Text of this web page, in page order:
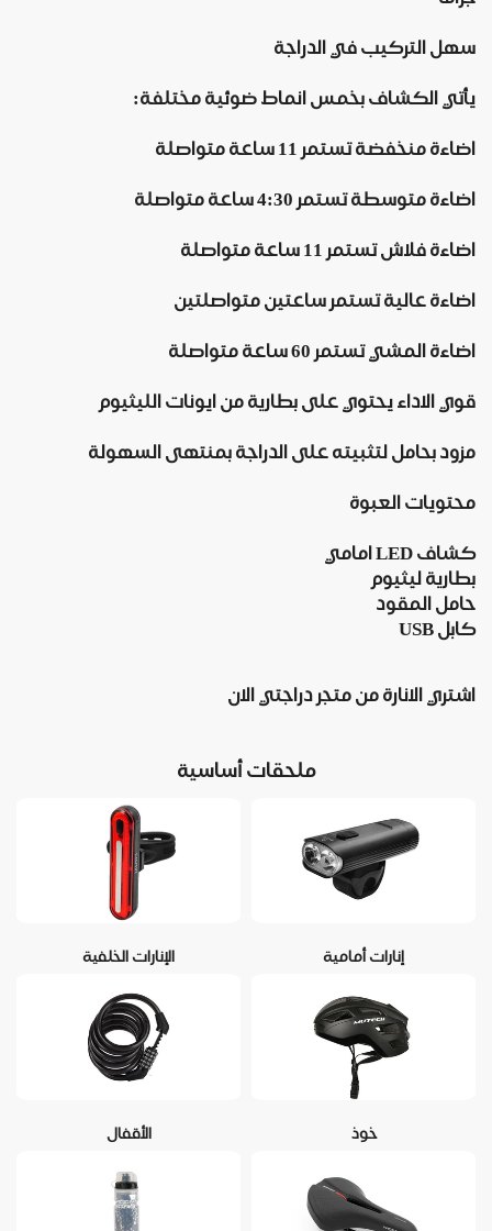
سهل التركيب في الدراجة
يأتي الكشاف بخمس انماط ضوئية مختلفة:
اضاءة منخفضةتستمر 11 ساعة متواصلة
اضاءة متوسطةتستمر 4:30 ساعة متواصلة
اضاءة فلاشتستمر 11 ساعة متواصلة
اضاءة عاليةتستمر ساعتين متواصلتين
اضاءة المشي تستمر 60 ساعة متواصلة
قوي الاداء يحتوي على بطارية من ايونات الليثيوم
مزود بحامل لتثبيته على الدراجة بمنتهى السهولة
محتويات العبوة
كشاف LED امامي
بطارية ليثيوم
حامل المقود
كابل USB
اشتري الانارة من متجر دراجتي الان
ملحقات أساسية
إنارات أمامية الإنارات الخلفية
خوذ الأقفال